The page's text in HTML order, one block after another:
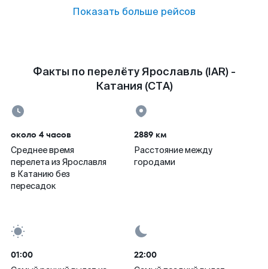
Показать больше рейсов
Факты по перелёту Ярославль (IAR) -
Катания (CTA)
около 4 часов
Среднее время
перелета из Ярославля
в Катанию без
пересадок
2889 км
Расстояние между
городами
01:00 22:00